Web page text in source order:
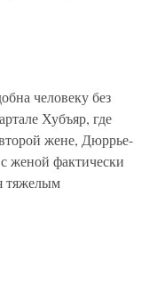
человеку без
Хубъяр, где
жене, Дюррье-
женой фактически
тяжелым